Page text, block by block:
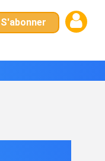
S'abonner